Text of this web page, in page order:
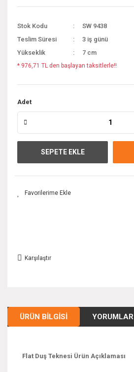
Stok Kodu
SW 9438
Teslim Süresi
3 iş günü
Yükseklik
7 cm
* 976,71 TL den başlayan taksitlerle!!
Adet
SEPETE EKLE
Karşılaştır
ÜRÜN BILGISI YORUMLAR
Flat Duş Teknesi Ürün Açıklaması